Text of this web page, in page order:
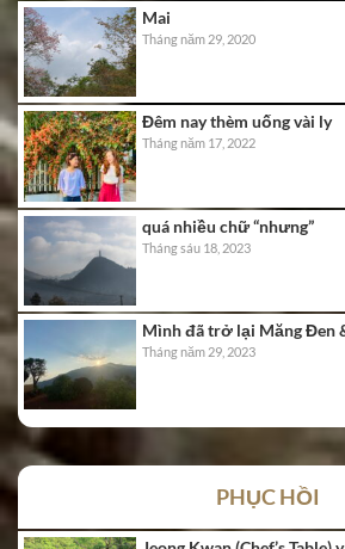
Mai
Tháng năm 29, 2020
Đêm nay thèm uống vài ly
Tháng năm 17, 2022
quá nhiều chữ “nhưng”
Tháng sáu 18, 2023
Mình đã trở lại Măng Đen
Tháng năm 29, 2023
PHỤC HỒI